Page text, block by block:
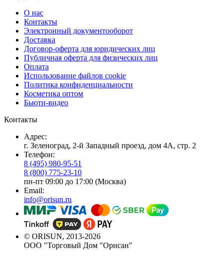
О нас
Контакты
Электронный документооборот
Доставка
Договор-оферта для юридических лиц
Публичная оферта для физических лиц
Оплата
Использование файлов cookie
Политика конфиденциальности
Косметика оптом
Бьюти-видео
Контакты
Адрес:
г. Зеленоград, 2-й Западный проезд, дом 4А, стр. 2
Телефон:
8 (495) 980-95-51
8 (800) 775-23-10
пн-пт 09:00 до 17:00 (Москва)
Email:
info@orisun.ru
© ORISUN, 2013-2026
ООО "Торговый Дом "Орисан"